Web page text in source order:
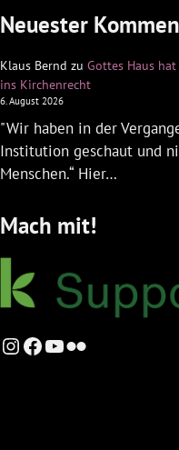
Neuester
Klaus Bernd zu Gottes Haus
ins Kirchenrecht
6. August 2026
"Wir haben in der
Institution geschaut und
Menschen.“ Hier…
Mach mit!
Instagram
Facebook
YouTube
Flickr